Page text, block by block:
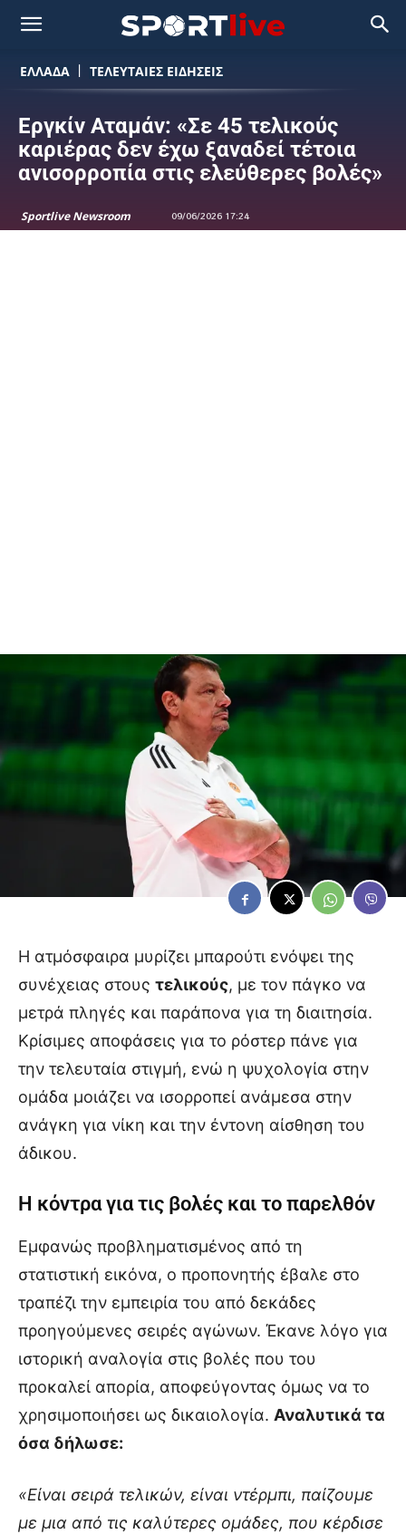
ΕΛΛΑΔΑ ΤΕΛΕΥΤΑΙΕΣ ΕΙΔΗΣΕΙΣ
Εργκίν Αταμάν: «Σε 45 τελικούς
καριέρας δεν έχω ξαναδεί τέτοια
ανισορροπία στις ελεύθερες βολές»
Sportlive Newsroom 09/06/2026 17:24
Η ατμόσφαιρα μυρίζει μπαρούτι ενόψει της
συνέχειας στους τελικούς, με τον πάγκο να
μετρά πληγές και παράπονα για τη διαιτησία.
Κρίσιμες αποφάσεις για το ρόστερ πάνε για
την τελευταία στιγμή, ενώ η ψυχολογία στην
ομάδα μοιάζει να ισορροπεί ανάμεσα στην
ανάγκη για νίκη και την έντονη αίσθηση του
άδικου.
Η κόντρα για τις βολές και το παρελθόν
Εμφανώς προβληματισμένος από τη
στατιστική εικόνα, ο προπονητής έβαλε στο
τραπέζι την εμπειρία του από δεκάδες
προηγούμενες σειρές αγώνων. Έκανε λόγο για
ιστορική αναλογία στις βολές που του
προκαλεί απορία, αποφεύγοντας όμως να το
χρησιμοποιήσει ως δικαιολογία. Αναλυτικά τα
όσα δήλωσε:
«Είναι σειρά τελικών, είναι ντέρμπι, παίζουμε
με μια από τις καλύτερες ομάδες, που κέρδισε